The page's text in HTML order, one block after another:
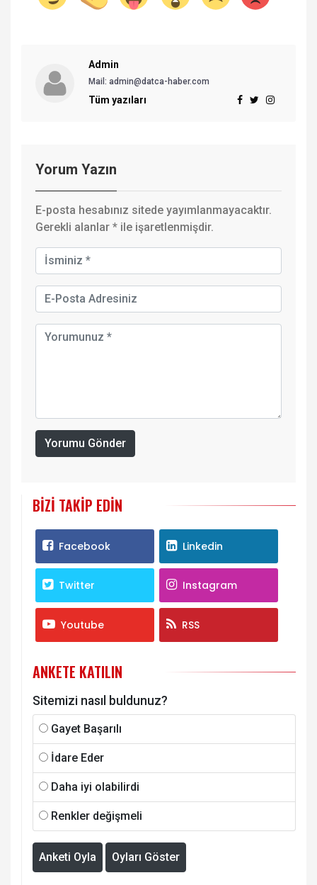
Admin
Mail: admin@datca-haber.com
Tüm yazıları
Yorum Yazın
E-posta hesabınız sitede yayımlanmayacaktır.
Gerekli alanlar * ile işaretlenmişdir.
Yorumu Gönder
BIZI TAKIP EDIN
Facebook Linkedin
Twitter Instagram
Youtube RSS
ANKETE KATILIN
Sitemizi nasıl buldunuz?
Gayet Başarılı
İdare Eder
Daha iyi olabilirdi
Renkler değişmeli
Anketi Oyla Oyları Göster